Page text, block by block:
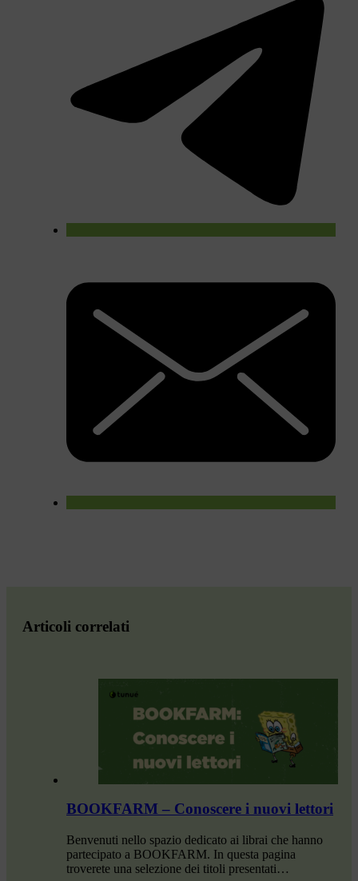
Articoli correlati
BOOKFARM – Conoscere i nuovi lettori
Benvenuti nello spazio dedicato ai librai che hanno
partecipato a BOOKFARM. In questa pagina
troverete una selezione dei titoli presentati…